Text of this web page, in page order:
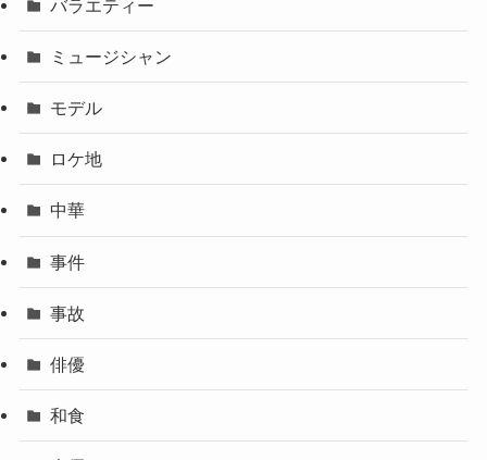
バラエティー
ミュージシャン
モデル
ロケ地
中華
事件
事故
俳優
和食